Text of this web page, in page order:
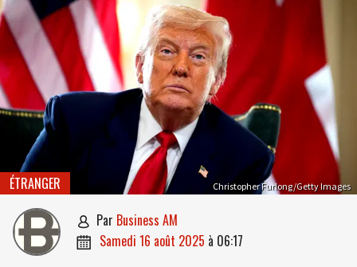
Christopher Furlong/Getty Images
ÉTRANGER
 par Business AM
 samedi 16 août 2025 à 06:17